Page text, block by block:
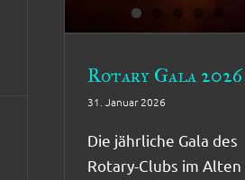
Rotary Gala 2026
31. Januar 2026
Die jährliche Gala des
Rotary-Clubs im Alten